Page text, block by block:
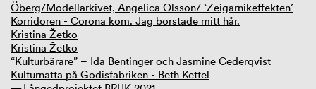
Öberg/Modellarkivet, Angelica Olsson/ `Zeigarnikeffekten´
Korridoren - Corona kom. Jag borstade mitt hår.
Kristina Žetko
Kristina Žetko
“Kulturbärare” – Ida Bentinger och Jasmine Cederqvist
Kulturnatta på Godisfabriken - Beth Kettel